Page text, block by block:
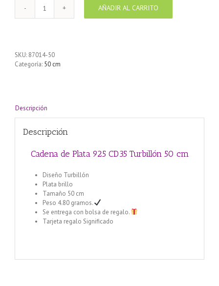
Cadena
de
Turbillón
50
AÑADIR AL CARRITO
SKU: 87014-50
Categoría: 50 cm
Descripción
Descripción
Cadena de Plata 925 CD35 Turbillón 50 cm
Diseño Turbillón
Plata brillo
Tamaño 50 cm
Peso 4.80 gramos.
Se entrega con bolsa de regalo.
Tarjeta regalo Significado